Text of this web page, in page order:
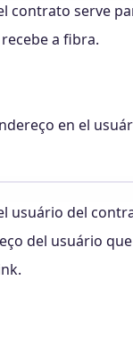
contrato serve
a fibra.
en el
usuário del
del usuário